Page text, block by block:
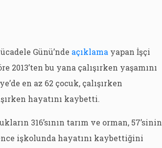
Günü’nde açıklama yapan İşçi
2013’ten bu yana çalışırken yaşamını
en az 62 çocuk, çalışırken
hayatını kaybetti.
316’sının tarım ve orman, 57’sinin
işkolunda hayatını kaybettiğini